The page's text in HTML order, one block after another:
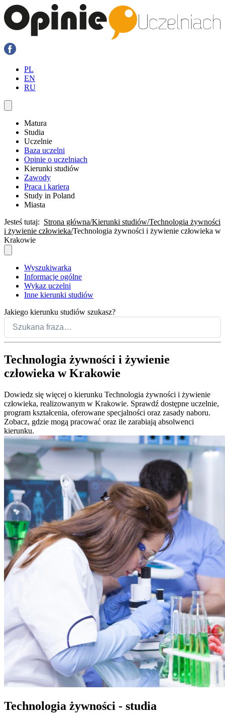
PL
EN
RU
Matura
Studia
Uczelnie
Baza uczelni
Opinie o uczelniach
Kierunki studiów
Zawody
Praca i kariera
Study in Poland
Miasta
Jesteś tutaj: Strona główna Kierunki studiów Technologia żywności
i żywienie człowieka Technologia żywności i żywienie człowieka w
Krakowie
Wyszukiwarka
Informacje ogólne
Wykaz uczelni
Inne kierunki studiów
Jakiego kierunku studiów szukasz?
Technologia żywności i żywienie
człowieka w Krakowie
Dowiedz się więcej o kierunku Technologia żywności i żywienie
człowieka, realizowanym w Krakowie. Sprawdź dostępne uczelnie,
program kształcenia, oferowane specjalności oraz zasady naboru.
Zobacz, gdzie mogą pracować oraz ile zarabiają absolwenci
kierunku.
Technologia żywności - studia